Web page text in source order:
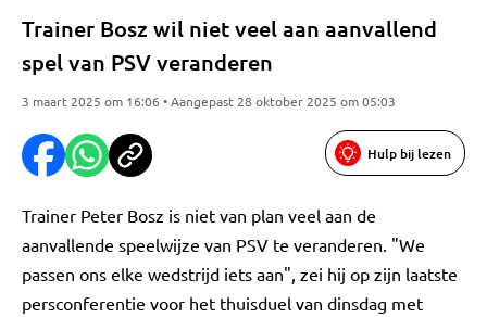
Trainer Bosz wil niet veel aan aanvallend
spel van PSV veranderen
3 maart 2025 om 16:06 • Aangepast 28 oktober 2025 om 05:03
Hulp bij lezen
Trainer Peter Bosz is niet van plan veel aan de
aanvallende speelwijze van PSV te veranderen. "We
passen ons elke wedstrijd iets aan", zei hij op zijn laatste
persconferentie voor het thuisduel van dinsdag met